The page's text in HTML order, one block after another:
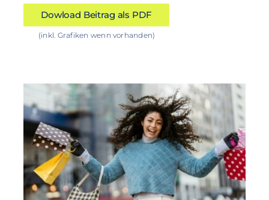
Dowload Beitrag als PDF
(inkl. Grafiken wenn vorhanden)